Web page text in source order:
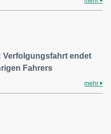
Verfolgungsfahrt endet
Fahrers
mehr